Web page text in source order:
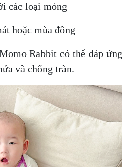
các loại mỏng
hoặc mùa đông
Rabbit có thể đáp ứng
và chống tràn.